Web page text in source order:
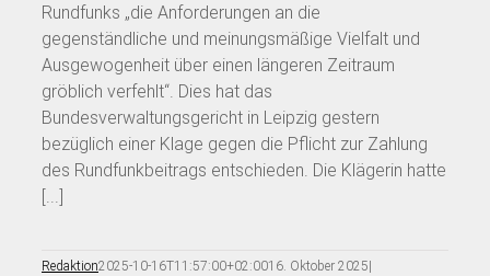
Rundfunks „die Anforderungen an die
gegenständliche und meinungsmäßige Vielfalt und
Ausgewogenheit über einen längeren Zeitraum
gröblich verfehlt“. Dies hat das
Bundesverwaltungsgericht in Leipzig gestern
bezüglich einer Klage gegen die Pflicht zur Zahlung
des Rundfunkbeitrags entschieden. Die Klägerin hatte
[...]
Redaktion2025-10-16T11:57:00+02:0016. Oktober 2025|